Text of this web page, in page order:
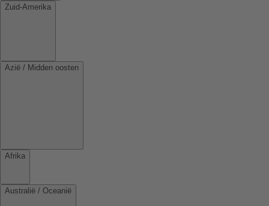
Zuid-Amerika
Azië / Midden oosten
Afrika
Australië / Oceanië